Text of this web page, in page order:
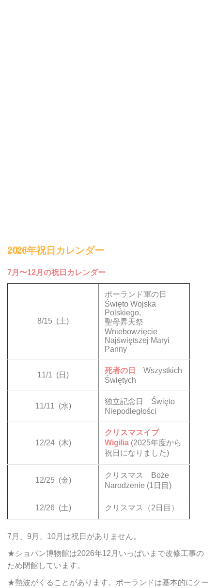
2026年祝日カレンダー
7月〜12月の祝日カレンダー
8/15 (土)
ポーランド軍の日
Święto Wojska
Polskiego,
聖母昇天祭
Wniebowzięcie
Najświętszej Maryi
Panny
11/1 (日)
死者の日
Wszystkich
Świętych
11/11 (水)
独立記念日 Święto
Niepodległości
12/24 (木)
クリスマスイブ
Wigilia (2025年度から
祝日になりました)
12/25 (金)
クリスマス Boże
Narodzenie (1日目)
12/26 (土) クリスマス（2日目）
7月、9月、10月は祝日がありません。
★ショパン博物館は2026年12月いっぱいまで改修工事の
ため閉館しています。
★熱波がくることがあります。ポーランドは基本的にクー